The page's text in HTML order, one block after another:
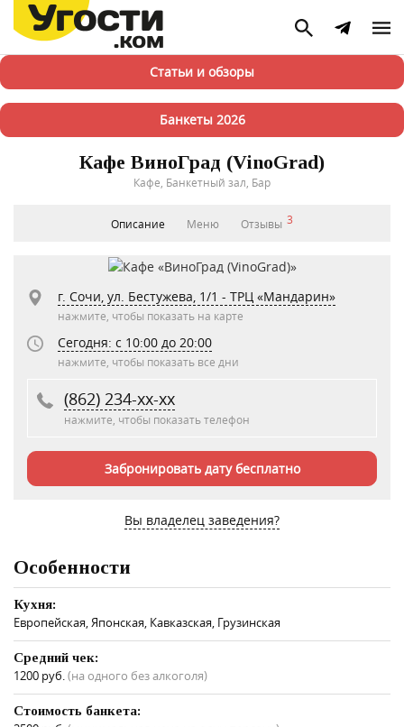
Статьи и обзоры
Банкеты 2026
Кафе ВиноГрад (VinoGrad)
Кафе, Банкетный зал, Бар
Описание Меню Отзывы 3
г. Сочи, ул. Бестужева, 1/1 - ТРЦ «Мандарин»
нажмите, чтобы показать на карте
Сегодня: c 10:00 до 20:00
нажмите, чтобы показать все дни
(862) 234-xx-xx
нажмите, чтобы показать телефон
Забронировать дату бесплатно
Вы владелец заведения?
Особенности
Кухня:
Европейская, Японская, Кавказская, Грузинская
Средний чек:
1200 руб.(на одного без алкоголя)
Стоимость банкета: